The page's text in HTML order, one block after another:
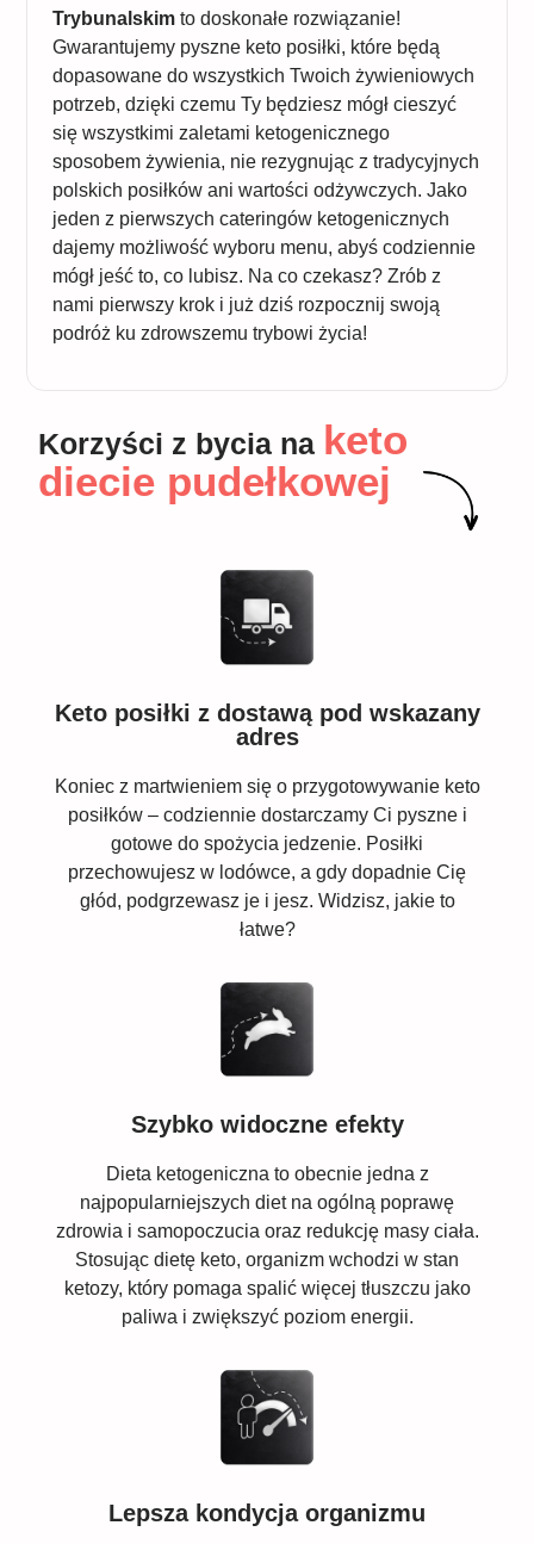
Trybunalskimto doskonałe rozwiązanie!
Gwarantujemy pyszne keto posiłki, które będą
dopasowane do wszystkich Twoich żywieniowych
potrzeb, dzięki czemu Ty będziesz mógł cieszyć
się wszystkimi zaletami ketogenicznego
sposobem żywienia, nie rezygnując z tradycyjnych
polskich posiłków ani wartości odżywczych. Jako
jeden z pierwszych cateringów ketogenicznych
dajemy możliwość wyboru menu, abyś codziennie
mógł jeść to, co lubisz. Na co czekasz? Zrób z
nami pierwszy krok i już dziś rozpocznij swoją
podróż ku zdrowszemu trybowi życia!
Korzyści z bycia na keto
diecie pudełkowej
Keto posiłki z dostawą pod wskazany
adres
Koniec z martwieniem się o przygotowywanie keto
posiłków – codziennie dostarczamy Ci pyszne i
gotowe do spożycia jedzenie. Posiłki
przechowujesz w lodówce, a gdy dopadnie Cię
głód, podgrzewasz je i jesz. Widzisz, jakie to
łatwe?
Szybko widoczne efekty
Dieta ketogeniczna to obecnie jedna z
najpopularniejszych diet na ogólną poprawę
zdrowia i samopoczucia oraz redukcję masy ciała.
Stosując dietę keto, organizm wchodzi w stan
ketozy, który pomaga spalić więcej tłuszczu jako
paliwa i zwiększyć poziom energii.
Lepsza kondycja organizmu